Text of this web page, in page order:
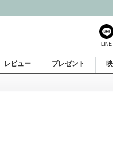
レビュー プレゼント
LINE